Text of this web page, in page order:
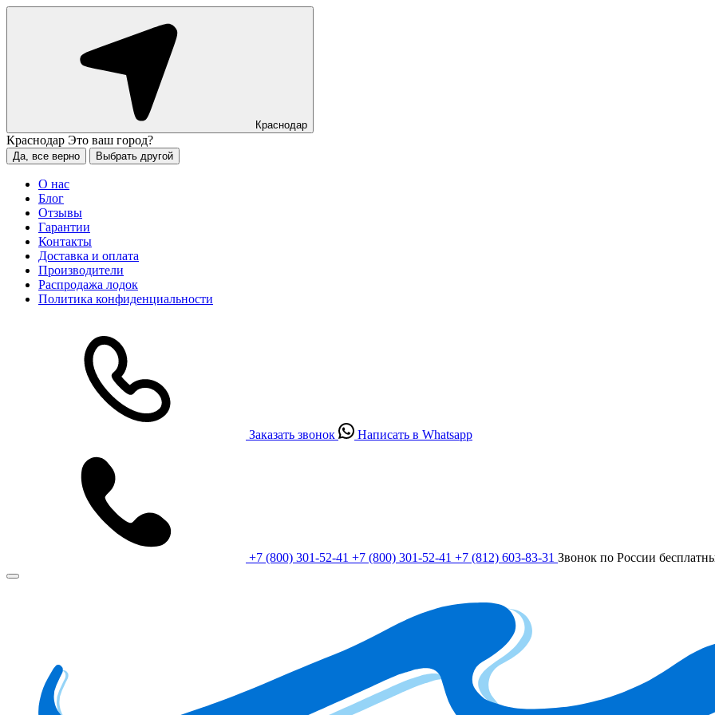
Краснодар
Краснодар Это ваш город?
Да, все верно Выбрать другой
О нас
Блог
Отзывы
Гарантии
Контакты
Доставка и оплата
Производители
Распродажа лодок
Политика конфиденциальности
Заказать звонок Написать в Whatsapp
+7 (800) 301-52-41 +7 (800) 301-52-41 +7 (812) 603-83-31 Звонок по России